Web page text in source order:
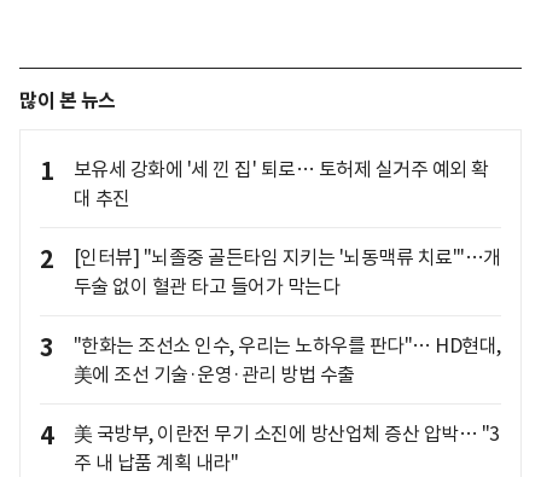
많이 본 뉴스
1
보유세 강화에 '세 낀 집' 퇴로… 토허제 실거주 예외 확
대 추진
2
[인터뷰] "뇌졸중 골든타임 지키는 '뇌동맥류 치료'"…개
두술 없이 혈관 타고 들어가 막는다
3
"한화는 조선소 인수, 우리는 노하우를 판다"… HD현대,
美에 조선 기술·운영·관리 방법 수출
4
美 국방부, 이란전 무기 소진에 방산업체 증산 압박… "3
주 내 납품 계획 내라"